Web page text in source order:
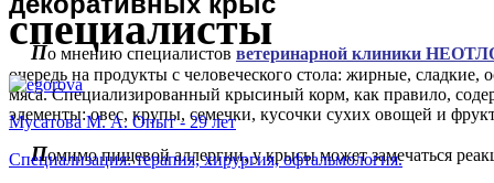
По мнению специалистов ветеринарной клиники
очередь на продукты с человеческого стола: жирные,
мяса. Специализированный крысиный корм, как правило,
элементы: овес, крупы, семечки, кусочки сухих овощей и
Помимо пищевой аллергии, у крысы может замечаться
специалисты
Мусатова М. А. Опыт - 29 лет
Специализация: терапия, хирургия, офтальмология.